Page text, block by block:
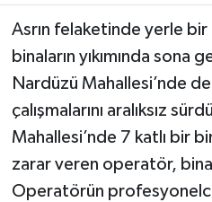
Asrın felaketinde yerle bir
binaların yıkımında sona
Nardüzü Mahallesi’nde de
çalışmalarını aralıksız
Mahallesi’nde 7 katlı bir
zarar veren operatör,
Operatörün
OTOMOTİV
TEKNOLOJİ
YAŞAM
KÜLTÜR SANAT